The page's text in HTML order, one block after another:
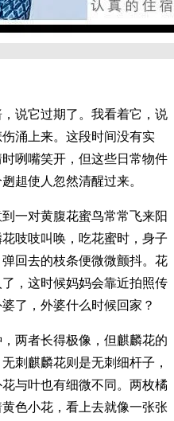
说它过期了。我看着它，说
涌上来。这段时间没有实
咧嘴笑开，但这些日常物件
趄使人忽然清醒过来。
一对黄腹花蜜鸟常常飞来阳
吱吱叫唤，吃花蜜时，身子
回去的枝条便微微颤抖。花
，这时候妈妈会靠近拍照传
了，外婆什么时候回家？
两者长得极像，但麒麟花的
刺麒麟花则是无刺细杆子，
与叶也有细微不同。两枚橘
色小花，看上去就像一张张